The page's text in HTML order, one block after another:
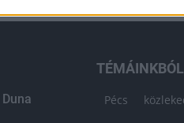
TÉMÁINKBÓL
Pécs